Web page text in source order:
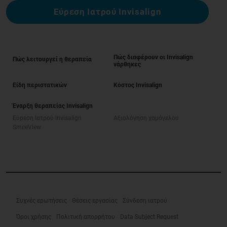
Εύρεση Ιατρού Invisalign
Πώς λειτουργεί η θεραπεία
Πώς διαφέρουν οι Invisalign
νάρθηκες
Είδη περιστατικών Κόστος Invisalign
Έναρξη θεραπείας Invisalign
Συχνές ερωτήσεις Θέσεις εργασίας Σύνδεση ιατρού
Όροι χρήσης Πολιτική απορρήτου Data Subject Request